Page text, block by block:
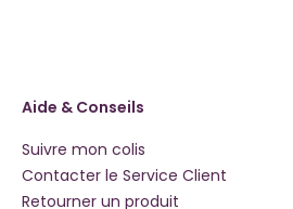
Aide & Conseils
Suivre mon colis
Contacter le Service Client
Retourner un produit